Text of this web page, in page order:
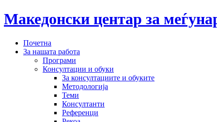
Македонски центар за
Почетна
За нашата работа
Програми
Консултации и обуки
За консултациите и обуките
Методологија
Теми
Консултанти
Референци